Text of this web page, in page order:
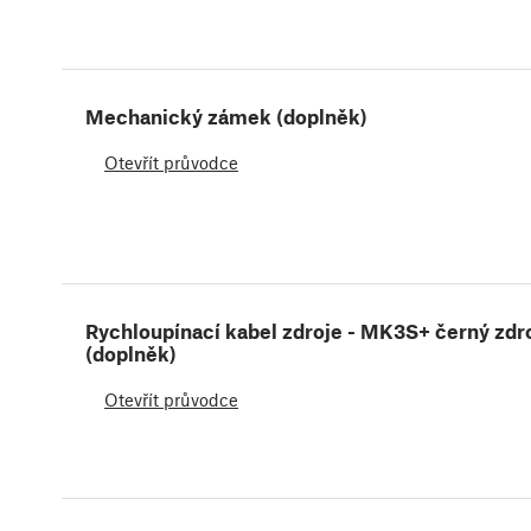
Mechanický zámek (doplněk)
Otevřít průvodce
Rychloupínací kabel zdroje - MK3S+ černý
(doplněk)
Otevřít průvodce